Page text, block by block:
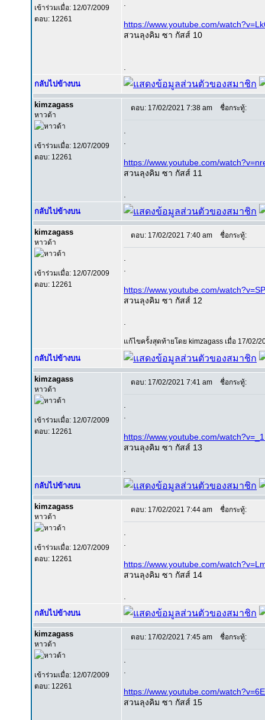
เข้าร่วมเมื่อ: 12/07/2009
ตอบ: 12261
https://www.youtube.com/
สวนลุงคิม ซา กัสส์ 10
กลับไปข้างบน
kimzagass
หาวด้า
เข้าร่วมเมื่อ: 12/07/2009
ตอบ: 12261
ตอบ: 17/02/2021 7:38 am ชื่อกระทู้:
https://www.youtube.com/
สวนลุงคิม ซา กัสส์ 11
กลับไปข้างบน
kimzagass
หาวด้า
เข้าร่วมเมื่อ: 12/07/2009
ตอบ: 12261
ตอบ: 17/02/2021 7:40 am ชื่อกระทู้:
https://www.youtube.com/
สวนลุงคิม ซา กัสส์ 12
แก้ไขครั้งสุดท้ายโดย kimzagass เมื่อ 17/02/
กลับไปข้างบน
kimzagass
หาวด้า
เข้าร่วมเมื่อ: 12/07/2009
ตอบ: 12261
ตอบ: 17/02/2021 7:41 am ชื่อกระทู้:
https://www.youtube.com/
สวนลุงคิม ซา กัสส์ 13
กลับไปข้างบน
kimzagass
หาวด้า
เข้าร่วมเมื่อ: 12/07/2009
ตอบ: 12261
ตอบ: 17/02/2021 7:44 am ชื่อกระทู้:
https://www.youtube.com/
สวนลุงคิม ซา กัสส์ 14
กลับไปข้างบน
kimzagass
หาวด้า
เข้าร่วมเมื่อ: 12/07/2009
ตอบ: 12261
ตอบ: 17/02/2021 7:45 am ชื่อกระทู้:
https://www.youtube.com/
สวนลุงคิม ซา กัสส์ 15